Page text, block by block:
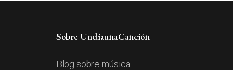
Sobre UndíaunaCanción
Blog sobre música.